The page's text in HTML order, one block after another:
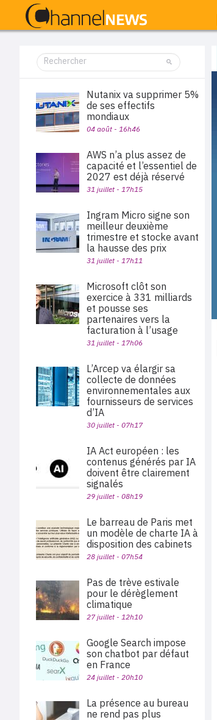
Nutanix va supprimer 5%
de ses effectifs
mondiaux
04 août - 16h46
AWS n’a plus assez de
capacité et l’essentiel de
2027 est déjà réservé
31 juillet - 17h15
Ingram Micro signe son
meilleur deuxième
trimestre et stocke avant
la hausse des prix
31 juillet - 17h11
Microsoft clôt son
exercice à 331 milliards
et pousse ses
partenaires vers la
facturation à l’usage
31 juillet - 17h06
L’Arcep va élargir sa
collecte de données
environnementales aux
fournisseurs de services
d’IA
30 juillet - 07h17
IA Act européen : les
contenus générés par IA
doivent être clairement
signalés
29 juillet - 08h19
Le barreau de Paris met
un modèle de charte IA à
disposition des cabinets
28 juillet - 07h54
Pas de trève estivale
pour le dérèglement
climatique
27 juillet - 12h10
Google Search impose
son chatbot par défaut
en France
24 juillet - 20h10
La présence au bureau
ne rend pas plus